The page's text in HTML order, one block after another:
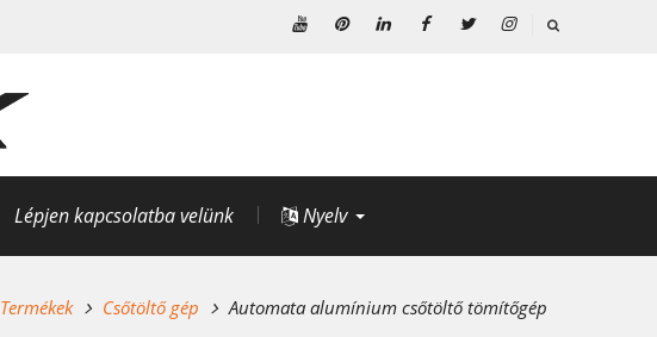
Lépjen kapcsolatba velünk Nyelv
Termékek Csőtöltő gép Automata alumínium csőtöltő tömítőgép